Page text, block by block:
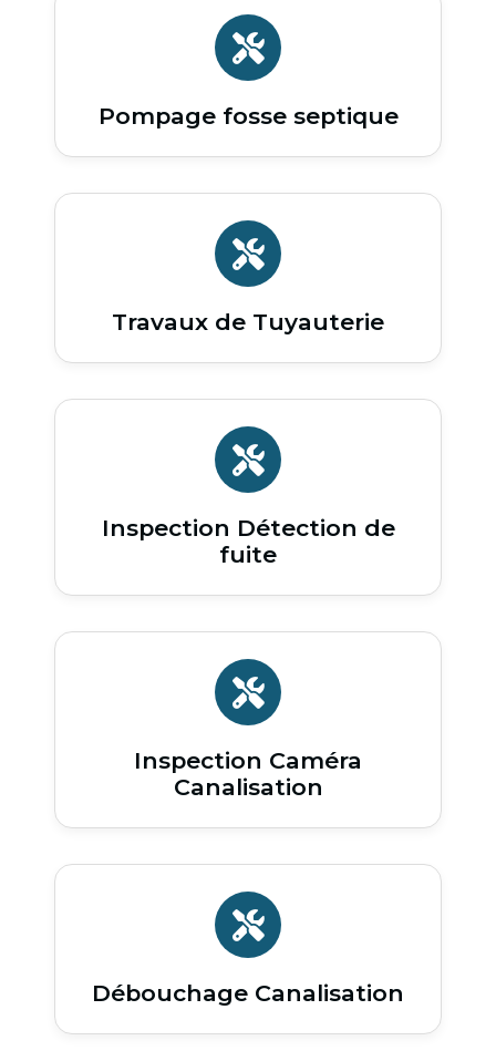
Pompage fosse septique
Travaux de Tuyauterie
Inspection Détection de
fuite
Inspection Caméra
Canalisation
Débouchage Canalisation